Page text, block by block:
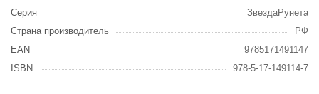
Серия
ЗвездаРунета
Страна производитель
РФ
EAN
9785171491147
ISBN
978-5-17-149114-7